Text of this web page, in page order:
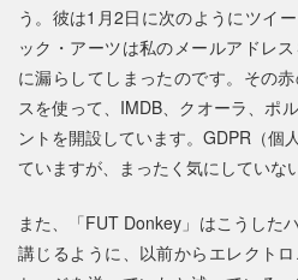
う。彼は1月2日に次のようにツイ
ック・アーツは私のメールアドレ
に漏らしてしまったのです。その
スを使って、IMDB、クオーラ、ポ
ントを開設しています。GDPR（個
ていますが、まったく気にしていな
また、「FUT Donkey」はこうした
講じるように、以前からエレクト